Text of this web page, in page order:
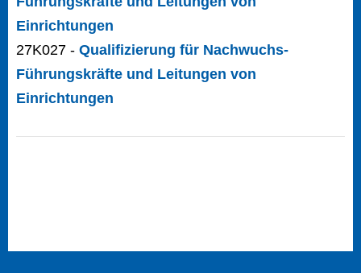
Einrichtungen
27K027 - Qualifizierung für Nachwuchs-
Führungskräfte und Leitungen von
Einrichtungen